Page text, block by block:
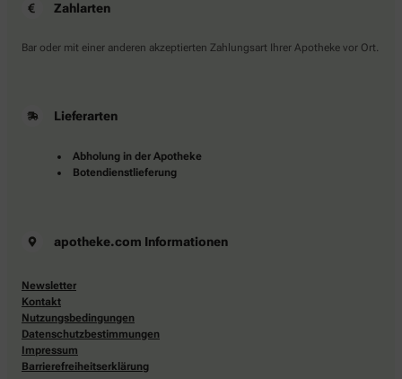
Zahlarten
Bar oder mit einer anderen akzeptierten Zahlungsart Ihrer Apotheke vor Ort.
Lieferarten
Abholung in der Apotheke
Botendienstlieferung
apotheke.com Informationen
Newsletter
Kontakt
Nutzungsbedingungen
Datenschutzbestimmungen
Impressum
Barrierefreiheitserklärung